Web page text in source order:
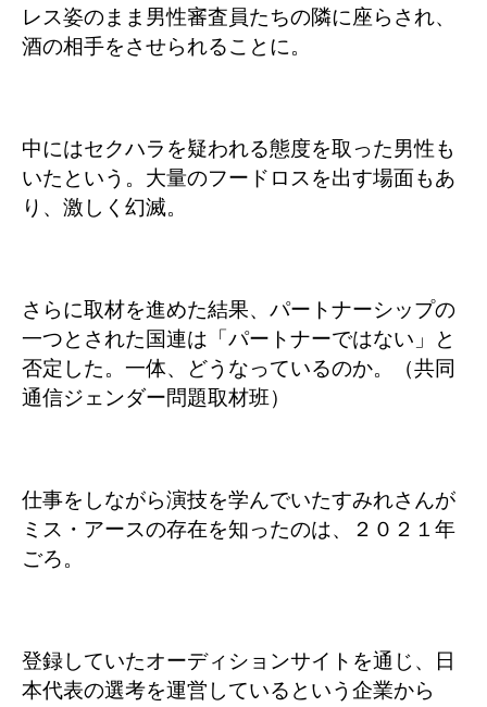
レス姿のまま男性審査員たちの隣に座らされ、
酒の相手をさせられることに。
中にはセクハラを疑われる態度を取った男性も
いたという。大量のフードロスを出す場面もあ
り、激しく幻滅。
さらに取材を進めた結果、パートナーシップの
一つとされた国連は「パートナーではない」と
否定した。一体、どうなっているのか。（共同
通信ジェンダー問題取材班）
仕事をしながら演技を学んでいたすみれさんが
ミス・アースの存在を知ったのは、２０２１年
ごろ。
登録していたオーディションサイトを通じ、日
本代表の選考を運営しているという企業から